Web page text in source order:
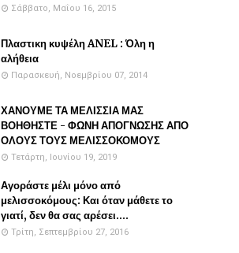
Σάββατο, Μαΐου 16, 2015
Πλαστικη κυψέλη ANEL : Όλη η
αλήθεια
Παρασκευή, Νοεμβρίου 07, 2014
ΧΑΝΟΥΜΕ ΤΑ ΜΕΛΙΣΣΙΑ ΜΑΣ
ΒΟΗΘΗΣΤΕ - ΦΩΝΗ ΑΠΟΓΝΩΣΗΣ ΑΠΟ
ΟΛΟΥΣ ΤΟΥΣ ΜΕΛΙΣΣΟΚΟΜΟΥΣ
Τετάρτη, Ιουνίου 19, 2019
Αγοράστε μέλι μόνο από
μελισσοκόμους: Και όταν μάθετε το
γιατί, δεν θα σας αρέσει....
Τρίτη, Σεπτεμβρίου 27, 2016